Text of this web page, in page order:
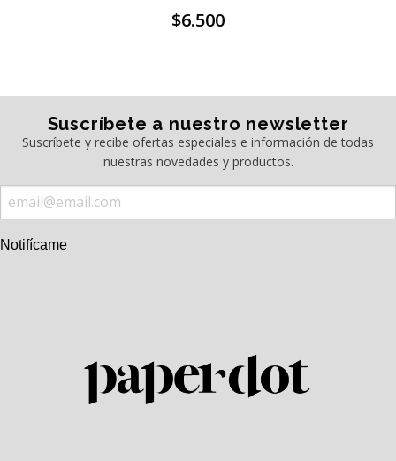
$6.500
Suscríbete a nuestro newsletter
Suscríbete y recibe ofertas especiales e información de todas
nuestras novedades y productos.
Notifícame